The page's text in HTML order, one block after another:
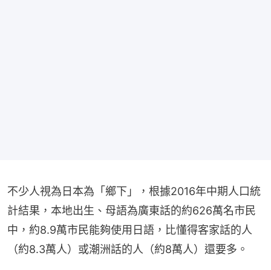
不少人視為日本為「鄉下」，根據2016年中期人口統
計結果，本地出生、母語為廣東話的約626萬名市民
中，約8.9萬市民能夠使用日語，比懂得客家話的人
（約8.3萬人）或潮洲話的人（約8萬人）還要多。